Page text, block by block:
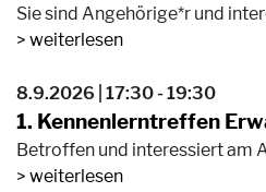
Sie sind Angehörige*r und
weiterlesen
8.9.2026 | 17:30 - 19:30
1. Kennenlerntreffen
Betroffen und interessiert am
weiterlesen